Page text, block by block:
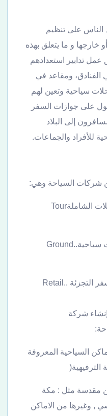
على تنظيم
خارجها و ما يتعلق بهذه
تدابير استعدادهم
ومقاعد في
سياحية وتعين لهم
على جوازات السفر
إلى البلاد
للأفراد والجماعات.
شركات السياحة وهي:
· شركات سياحية لتنظيم للرحلات الشاملةTour
· شركات سياحية منفذة رحلات سياحية..Ground
· الوكالات الخاصة بـ سياحة وسفر التجزئة ..Retail
شركة
السياحية المعروفة
مقدسة مثل : مكة
, وغيرها من الاماكن